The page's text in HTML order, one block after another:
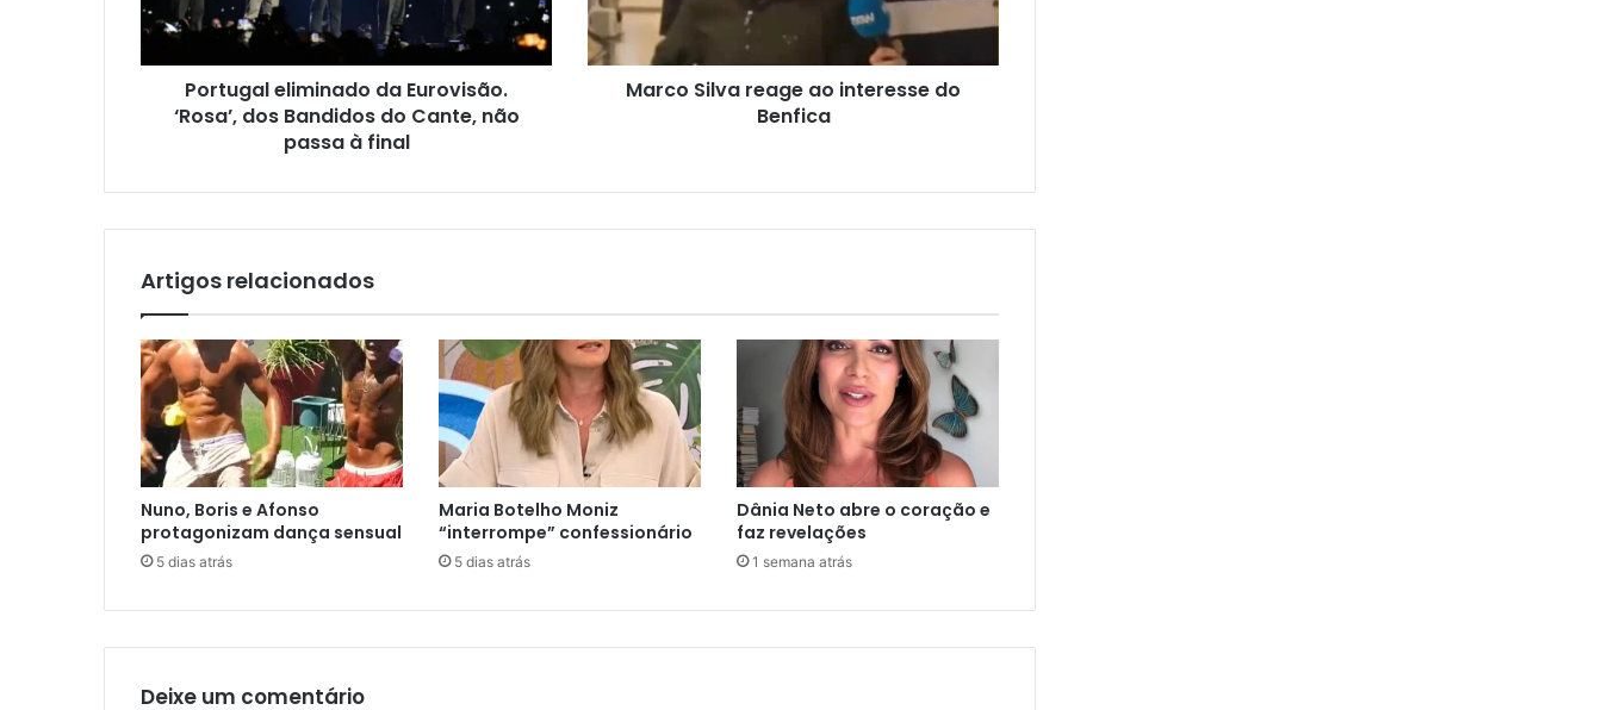
Portugal eliminado da Eurovisão.
‘Rosa’, dos Bandidos do Cante, não
passa à final
Marco Silva reage ao interesse do
Benfica
Artigos relacionados
Nuno, Boris e Afonso
protagonizam dança sensual
5 dias atrás
Maria Botelho Moniz
“interrompe” confessionário
5 dias atrás
Dânia Neto abre o coração e
faz revelações
1 semana atrás
Deixe um comentário